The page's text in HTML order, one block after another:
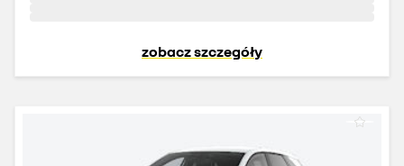
zobacz szczegóły